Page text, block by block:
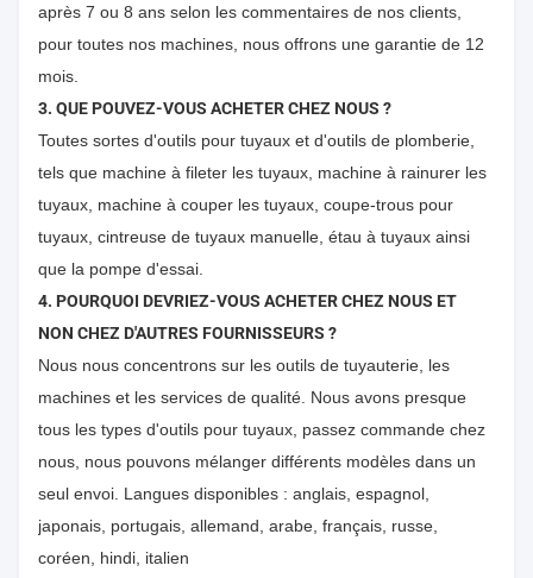
après 7 ou 8 ans selon les commentaires de nos clients,
pour toutes nos machines, nous offrons une garantie de 12
mois.
3. QUE POUVEZ-VOUS ACHETER CHEZ NOUS ?
Toutes sortes d'outils pour tuyaux et d'outils de plomberie,
tels que machine à fileter les tuyaux, machine à rainurer les
tuyaux, machine à couper les tuyaux, coupe-trous pour
tuyaux, cintreuse de tuyaux manuelle, étau à tuyaux ainsi
que la pompe d'essai.
4. POURQUOI DEVRIEZ-VOUS ACHETER CHEZ NOUS ET
NON CHEZ D'AUTRES FOURNISSEURS ?
Nous nous concentrons sur les outils de tuyauterie, les
machines et les services de qualité. Nous avons presque
tous les types d'outils pour tuyaux, passez commande chez
nous, nous pouvons mélanger différents modèles dans un
seul envoi. Langues disponibles : anglais, espagnol,
japonais, portugais, allemand, arabe, français, russe,
coréen, hindi, italien